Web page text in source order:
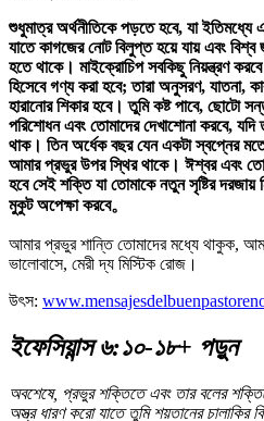
শুধুমাত্র অর্থনীতিকে পড়তে হবে, যা ইতিমধ্যে
যাতে কাগজের নোট বিলুপ্ত হয়ে যায় এবং বিশ্ব
হতে থাকে। মাইক্রোচিপ সবকিছু নিয়ন্ত্রণ করবে
হিসেবে গণ্য করা হবে; তারা অনুসরণ, যাতনা,
হারানোর শিকার হবে। তুমি কষ্ট পাবে, ছোটো
পরিশোধন এবং তোমাদের দেখাশোনা করবে,
থাক। তিন অর্ধেক বছর যেন একটা স্বপ্নের
আমার প্রভুর উপর স্থির থাকে। ঈশ্বর এবং
হবে সেই শক্তি যা তোমাকে নতুন সৃষ্টির দরজায়
মুকুট অপেক্ষা করবে。
আমার প্রভুর শান্তি তোমাদের মধ্যে থাকুক,
ভালোবাসে, মেরী দ্য মিস্টিক রোজ।
উৎস:
ইফেসিয়ান্স ৬:১০-১৮+ পড়ুন
অবশেষে, প্রভুর শক্তিতে এবং তার বলের
অস্ত্র ধারণ করো যাতে তুমি শয়তানের চালাকির